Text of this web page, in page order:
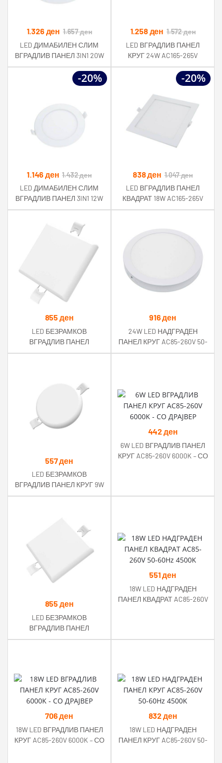
1.326 ден 1.657ден
LED ДИМАБИЛЕН СЛИМ
ВГРАДЛИВ ПАНЕЛ 3IN1 20W
1800LM 220V CCT ПРОМЕНА
1.258 ден 1.572ден
LED ВГРАДЛИВ ПАНЕЛ
КРУГ 24W AC165-265V
2150LM CCT ПРОМЕНА
-20%
1.146 ден 1.432ден
LED ДИМАБИЛЕН СЛИМ
ВГРАДЛИВ ПАНЕЛ 3IN1 12W
900LM 220V CCT ПРОМЕНА
-20%
838 ден 1.047ден
LED ВГРАДЛИВ ПАНЕЛ
КВАДРАТ 18W AC165-265V
1450LM CCT ПРОМЕНА
855 ден
LED БЕЗРАМКОВ
ВГРАДЛИВ ПАНЕЛ
КВАДРАТ 18W 1500LM AC85-
916ден
24W LED НАДГРАДЕН
ПАНЕЛ КРУГ AC85-260V 50-
60Hz 2800K
557ден
LED БЕЗРАМКОВ
ВГРАДЛИВ ПАНЕЛ КРУГ 9W
760LM AC85-265V RA>80
442ден
6W LED ВГРАДЛИВ ПАНЕЛ
КРУГ AC85-260V 6000K – СО
855 ден
LED БЕЗРАМКОВ
ВГРАДЛИВ ПАНЕЛ
КВАДРАТ 18W 1500LM AC85-
551ден
18W LED НАДГРАДЕН
ПАНЕЛ КВАДРАТ AC85-260V
706ден
18W LED ВГРАДЛИВ ПАНЕЛ
КРУГ AC85-260V 6000K – СО
832ден
18W LED НАДГРАДЕН
ПАНЕЛ КРУГ AC85-260V 50-